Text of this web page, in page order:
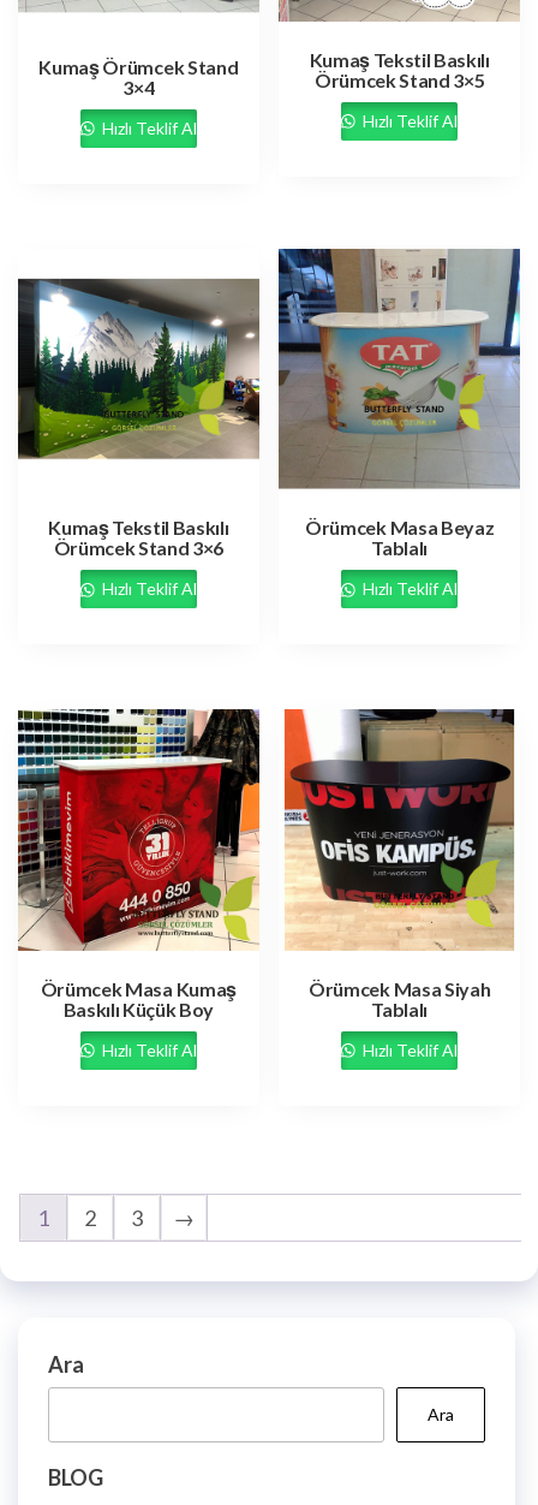
Kumaş Örümcek Stand
3×4
Hızlı Teklif Al
Kumaş Tekstil Baskılı
Örümcek Stand 3×5
Hızlı Teklif Al
Kumaş Tekstil Baskılı
Örümcek Stand 3×6
Hızlı Teklif Al
Örümcek Masa Beyaz
Tablalı
Hızlı Teklif Al
Örümcek Masa Kumaş
Baskılı Küçük Boy
Hızlı Teklif Al
Örümcek Masa Siyah
Tablalı
Hızlı Teklif Al
1 2 3 →
Ara
Ara
BLOG